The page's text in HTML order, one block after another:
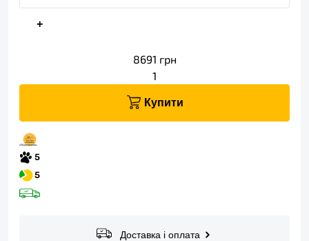
+
8691 грн
1
Купити
Доставка і оплата